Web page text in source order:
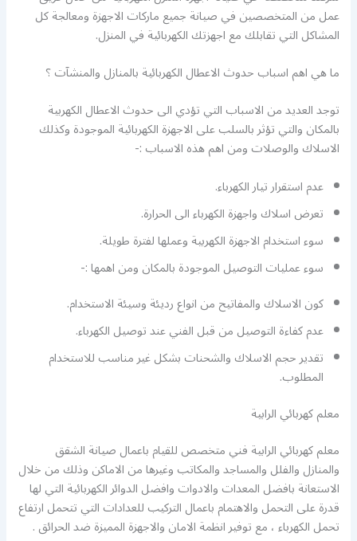
عمل من المتخصصين في صيانة جميع ماركات الاجهزة ومعالجة كل
المشاكل التي تقابلك مع اجهزتك الكهربائية في المنزل.
ما هي اهم اسباب حدوث الاعطال الكهربائية بالمنازل والمنشآت ؟
توجد العديد من الاسباب التي تؤدي الى حدوث الاعطال الكهربية
بالمكان والتي تؤثر بالسلب على الاجهزة الكهربائية الموجودة وكذلك
الاسلاك والوصلات ومن اهم هذه الاسباب :-
عدم استقرار تيار الكهرباء.
تعرض اسلاك واجهزة الكهرباء الى الحرارة.
سوء استخدام الاجهزة الكهربية وعملها لفترة طويلة.
سوء عمليات التوصيل الموجودة بالمكان ومن اهمها :-
كون الاسلاك والمفاتيح من انواع رديئة وسيئة الاستخدام.
عدم كفاءة التوصيل من قبل الفني عند توصيل الكهرباء.
تقدير حجم الاسلاك والشحنات بشكل غير مناسب للاستخدام
المطلوب.
معلم كهربائي الرابية
معلم كهربائي الرابية فني متخصص للقيام باعمال صيانة الشقق
والمنازل والفلل والمساجد والمكاتب وغيرها من الاماكن وذلك من خلال
الاستعانة بافضل المعدات والادوات وافضل الدوائر الكهربائية التي لها
قدرة على التحمل والاهتمام باعمال التركيب للعدادات التي تتحمل ارتفاع
تحمل الكهرباء ، مع توفير انظمة الامان والاجهزة المميزة ضد الحرائق .